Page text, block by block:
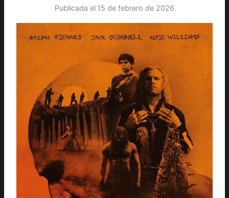
Publicada el 15 de febrero de 2026